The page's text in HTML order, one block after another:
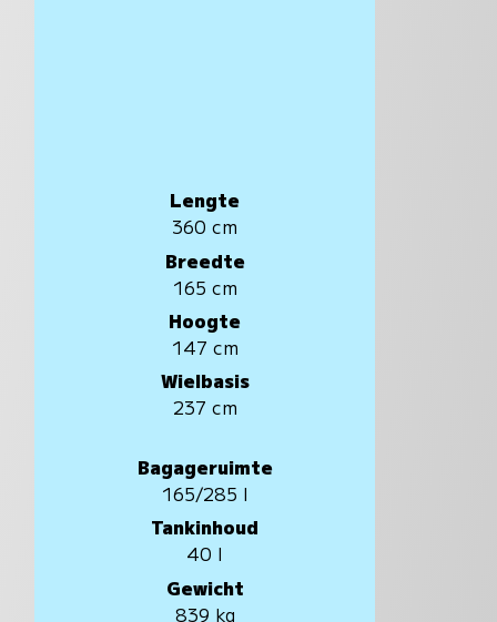
Lengte
360 cm
Breedte
165 cm
Hoogte
147 cm
Wielbasis
237 cm
Bagageruimte
165/285 l
Tankinhoud
40 l
Gewicht
839 kg